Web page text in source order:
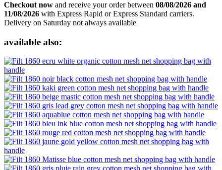
Checkout now and receive your order between 08/08/2026 and
11/08/2026 with Express Rapid or Express Standard carriers.
Delivery on Saturday not always available
available also: